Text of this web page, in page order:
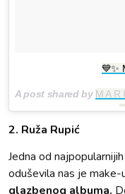
💙✨
A post shared by M A R
2. Ruža Rupić
Jedna od
oduševila nas je make-
glazbenog albuma.